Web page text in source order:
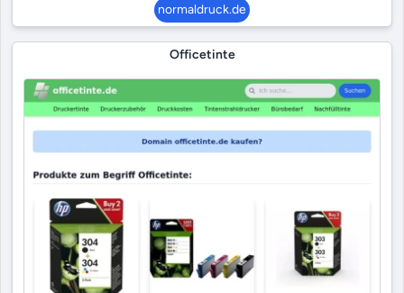
normaldruck.de
Officetinte